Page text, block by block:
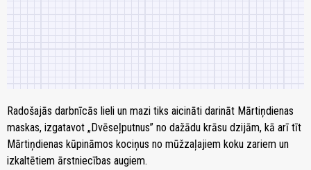
Radošajās darbnīcās lieli un mazi tiks aicināti darināt Mārtiņdienas
maskas, izgatavot „Dvēseļputnus” no dažādu krāsu dzijām, kā arī tīt
Mārtiņdienas kūpināmos kociņus no mūžzaļajiem koku zariem un
izkaltētiem ārstniecības augiem.